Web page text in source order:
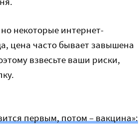
некоторые интернет-
цена часто бывает завышена
взвесьте ваши риски,
первым, потом – вакцина»: